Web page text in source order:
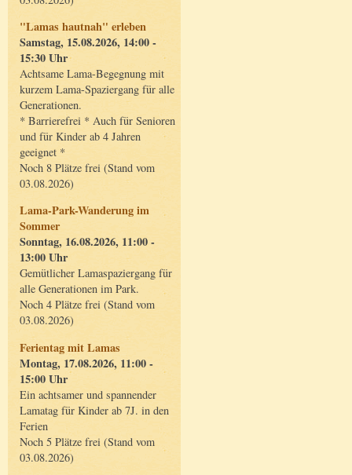
"Lamas hautnah" erleben
Samstag, 15.08.2026, 14:00 -
15:30 Uhr
Achtsame Lama-Begegnung mit
kurzem Lama-Spaziergang für alle
Generationen.
* Barrierefrei * Auch für Senioren
und für Kinder ab 4 Jahren
geeignet *
Noch 8 Plätze frei (Stand vom
03.08.2026)
Lama-Park-Wanderung im
Sommer
Sonntag, 16.08.2026, 11:00 -
13:00 Uhr
Gemütlicher Lamaspaziergang für
alle Generationen im Park.
Noch 4 Plätze frei (Stand vom
03.08.2026)
Ferientag mit Lamas
Montag, 17.08.2026, 11:00 -
15:00 Uhr
Ein achtsamer und spannender
Lamatag für Kinder ab 7J. in den
Ferien
Noch 5 Plätze frei (Stand vom
03.08.2026)